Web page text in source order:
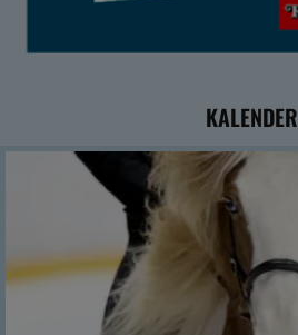
KALENDER